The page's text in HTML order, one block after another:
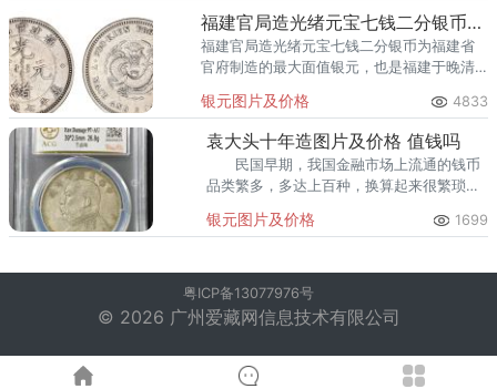
所以光绪元宝按照不同的铸造省
福建官局造光绪元宝七钱二分银币怎么识别 图片及市场价格多少
福建官局造光绪元宝七钱二分银币为福建省
官府制造的最大面值银元，也是福建于晚清
不是很需要此种大面值银币，所以它的铸造
数量不是很多，
银元图片及价格 4833
袁大头十年造图片及价格 值钱吗
民国早期，我国金融市场上流通的钱币
品类繁多，多达上百种，换算起来很繁琐，
改革，决定统一币制，发行了新的钱币——
银元图片及价格 1699
粤ICP备13077976号
© 2026 广州爱藏网信息技术有限公司